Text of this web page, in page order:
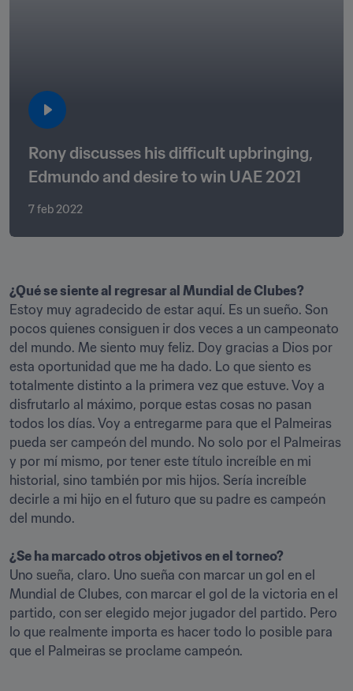
Rony discusses his difficult upbringing,
Edmundo and desire to win UAE 2021
7 feb 2022
¿Qué se siente al regresar al Mundial de Clubes?
Estoy muy agradecido de estar aquí. Es un sueño. Son
pocos quienes consiguen ir dos veces a un campeonato
del mundo. Me siento muy feliz. Doy gracias a Dios por
esta oportunidad que me ha dado. Lo que siento es
totalmente distinto a la primera vez que estuve. Voy a
disfrutarlo al máximo, porque estas cosas no pasan
todos los días. Voy a entregarme para que el Palmeiras
pueda ser campeón del mundo. No solo por el Palmeiras
y por mí mismo, por tener este título increíble en mi
historial, sino también por mis hijos. Sería increíble
decirle a mi hijo en el futuro que su padre es campeón
del mundo.
¿Se ha marcado otros objetivos en el torneo?
Uno sueña, claro. Uno sueña con marcar un gol en el
Mundial de Clubes, con marcar el gol de la victoria en el
partido, con ser elegido mejor jugador del partido. Pero
lo que realmente importa es hacer todo lo posible para
que el Palmeiras se proclame campeón.